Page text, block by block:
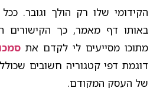
הקידומי שלו רק הולך וגובר.
באותו דף מאמר, כך הקישורים
מתוכו מסייעים לי לקדם את
דוגמת דפי קטגוריה חשובים
של העסק המקודם.